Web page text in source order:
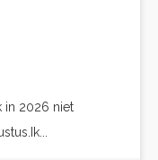
in 2026 niet